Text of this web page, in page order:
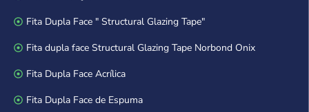
Fita Dupla Face " Structural Glazing Tape"
Fita dupla face Structural Glazing Tape Norbond Onix
Fita Dupla Face Acrílica
Fita Dupla Face de Espuma